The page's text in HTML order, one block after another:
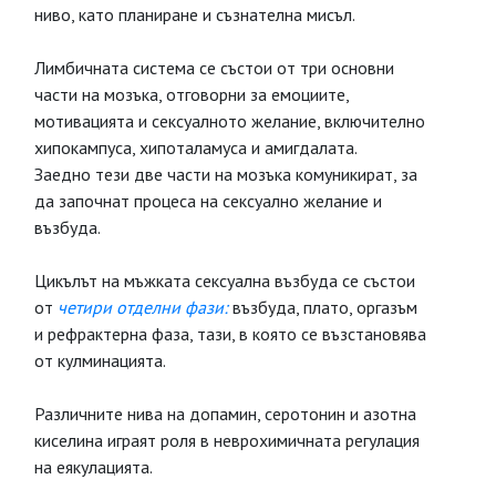
ниво, като планиране и съзнателна мисъл.
Лимбичната система се състои от три основни
части на мозъка, отговорни за емоциите,
мотивацията и сексуалното желание, включително
хипокампуса, хипоталамуса и амигдалата.
Заедно тези две части на мозъка комуникират, за
да започнат процеса на сексуално желание и
възбуда.
Цикълът на мъжката сексуална възбуда се състои
от четири отделни фази:възбуда, плато, оргазъм
и рефрактерна фаза, тази, в която се възстановява
от кулминацията.
Различните нива на допамин, серотонин и азотна
киселина играят роля в неврохимичната регулация
на еякулацията.